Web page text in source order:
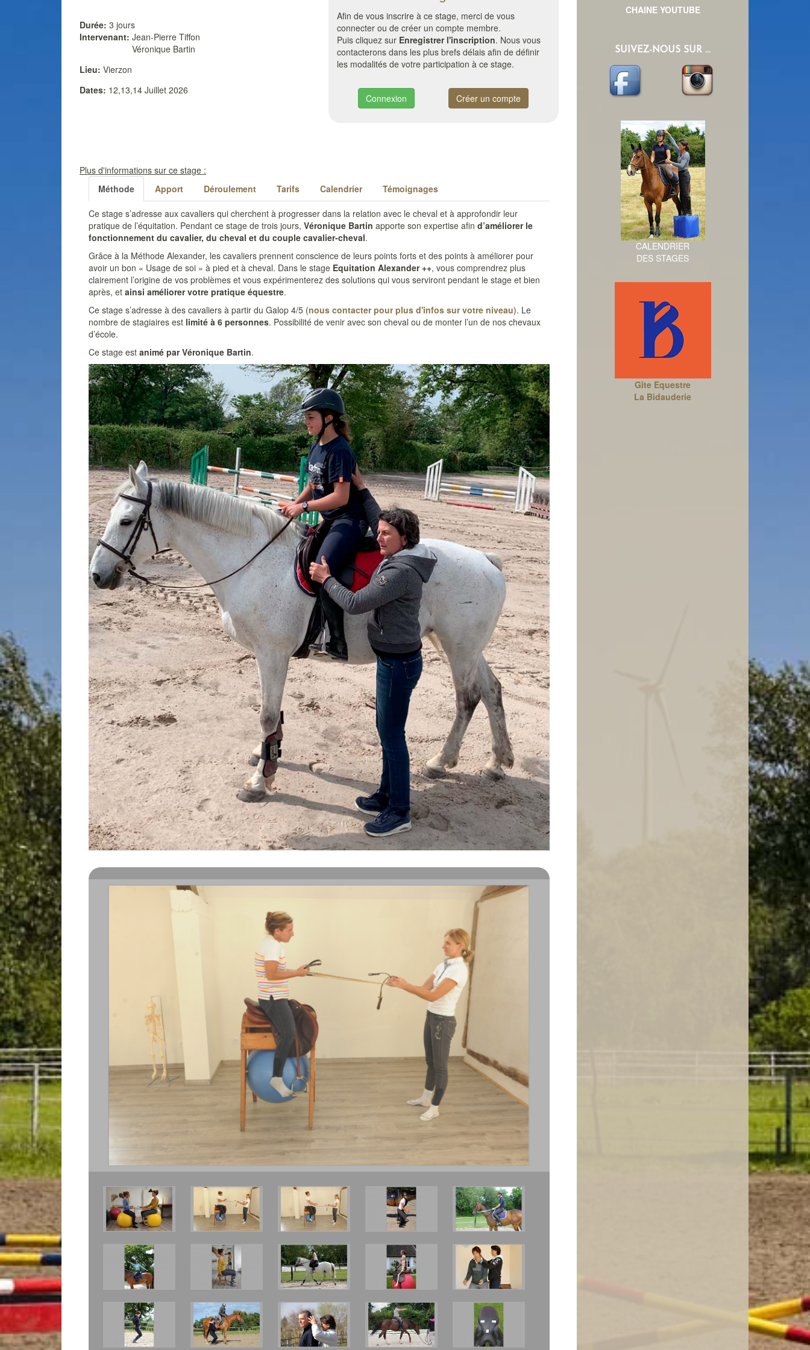
Durée: 3 jours
Intervenant: Jean-Pierre Tiffon
Véronique Bartin
Lieu: Vierzon
Dates: 12,13,14 Juillet 2026
Afin de vous inscrire à ce stage, merci de vous
connecter ou de créer un compte membre.
Puis cliquez sur Enregistrer l'inscription. Nous vous
contacterons dans les plus brefs délais afin de définir
les modalités de votre participation à ce stage.
Connexion Créer un compte
Plus d'informations sur ce stage :
Méthode
Apport Déroulement Tarifs Calendrier Témoignages
Ce stage s’adresse aux cavaliers qui cherchent à progresser dans la relation avec le cheval et à approfondir leur
pratique de l’équitation. Pendant ce stage de trois jours, Véronique Bartin apporte son expertise afin d’améliorer le
fonctionnement du cavalier, du cheval et du couple cavalier-cheval.
Grâce à la Méthode Alexander, les cavaliers prennent conscience de leurs points forts et des points à améliorer pour
avoir un bon « Usage de soi » à pied et à cheval. Dans le stage Equitation Alexander ++, vous comprendrez plus
clairement l’origine de vos problèmes et vous expérimenterez des solutions qui vous serviront pendant le stage et bien
après, et ainsi améliorer votre pratique équestre.
Ce stage s’adresse à des cavaliers à partir du Galop 4/5 (nous contacter pour plus d'infos sur votre niveau). Le
nombre de stagiaires est limité à 6 personnes. Possibilité de venir avec son cheval ou de monter l’un de nos chevaux
d’école.
Ce stage est animé par Véronique Bartin.
CHAINE YOUTUBE
SUIVEZ-NOUS SUR ...
CALENDRIER
DES STAGES
Gîte Equestre
La Bidauderie